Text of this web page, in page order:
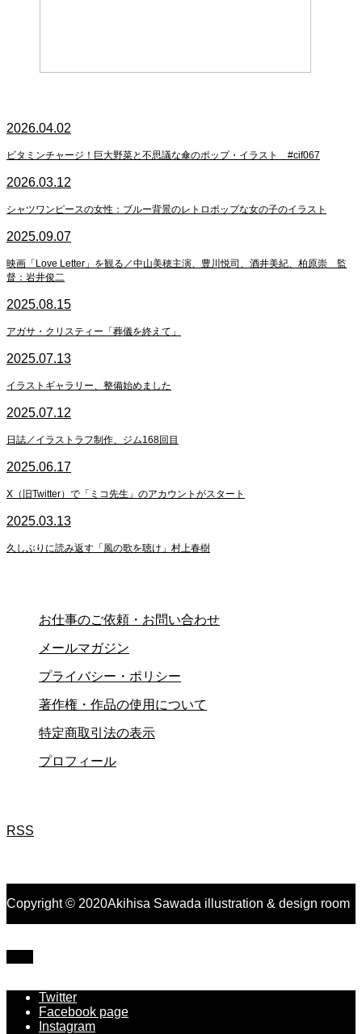
2026.04.02
ビタミンチャージ！巨大野菜と不思議な傘のポップ・イラスト #cif067
2026.03.12
シャツワンピースの女性：ブルー背景のレトロポップな女の子のイラスト
2025.09.07
映画「Love Letter」を観る／中山美穂主演、豊川悦司、酒井美紀、柏原崇 監
督：岩井俊二
2025.08.15
アガサ・クリスティー「葬儀を終えて」
2025.07.13
イラストギャラリー、整備始めました
2025.07.12
日誌／イラストラフ制作、ジム168回目
2025.06.17
X（旧Twitter）で「ミコ先生」のアカウントがスタート
2025.03.13
久しぶりに読み返す「風の歌を聴け」村上春樹
お仕事のご依頼・お問い合わせ
メールマガジン
プライバシー・ポリシー
著作権・作品の使用について
特定商取引法の表示
プロフィール
RSS
Copyright © 2020Akihisa Sawada illustration & design room
Twitter
Facebook page
Instagram